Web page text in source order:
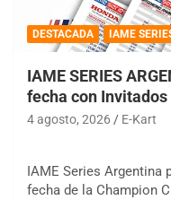
DESTACADA IAME
IAME SERIES
fecha con Invitados
4 agosto, 2026 E-Kart
IAME Series Argentina
fecha de la Champion